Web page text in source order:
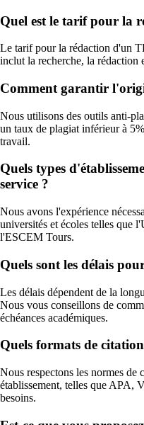
Quel est le tarif pour la
Le tarif pour la rédaction d'un
inclut la recherche, la rédaction
Comment garantir
Nous utilisons des outils anti-
un taux de plagiat inférieur à
travail.
Quels types
service ?
Nous avons l'expérience
universités et écoles telles que
l'ESCEM Tours.
Quels sont les délais
Les délais dépendent de la
Nous vous conseillons de
échéances académiques.
Quels formats de
Nous respectons les normes de
établissement, telles que APA,
besoins.